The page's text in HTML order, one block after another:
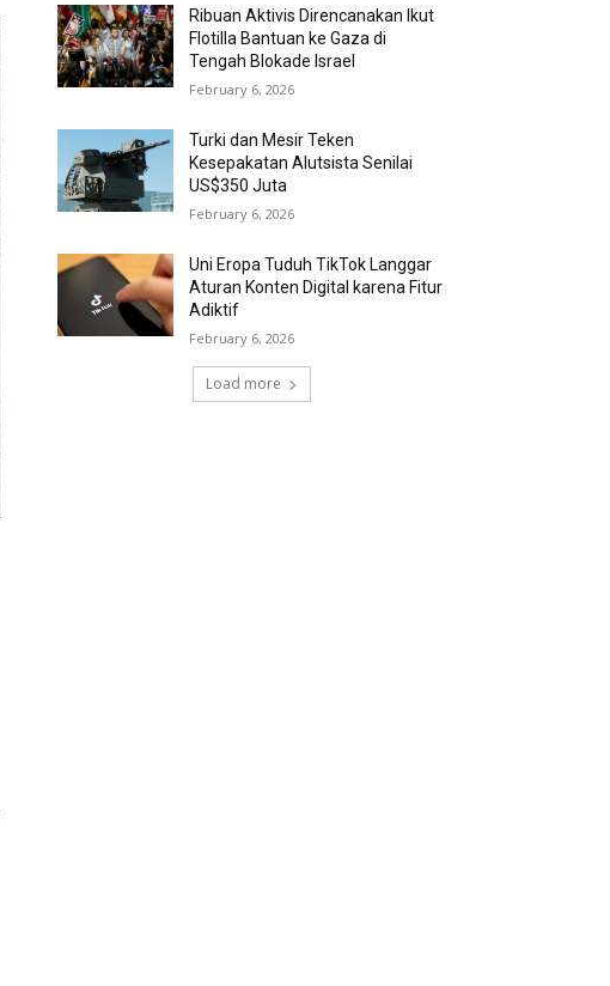
Ribuan Aktivis Direncanakan Ikut
Flotilla Bantuan ke Gaza di
Tengah Blokade Israel
February 6, 2026
Turki dan Mesir Teken
Kesepakatan Alutsista Senilai
US$350 Juta
February 6, 2026
Uni Eropa Tuduh TikTok Langgar
Aturan Konten Digital karena Fitur
Adiktif
February 6, 2026
Load more